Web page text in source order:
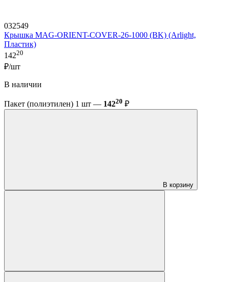
032549
Крышка MAG-ORIENT-COVER-26-1000 (BK) (Arlight,
Пластик)
14220
₽/шт
В наличии
Пакет (полиэтилен) 1 шт — 14220 ₽
В корзину